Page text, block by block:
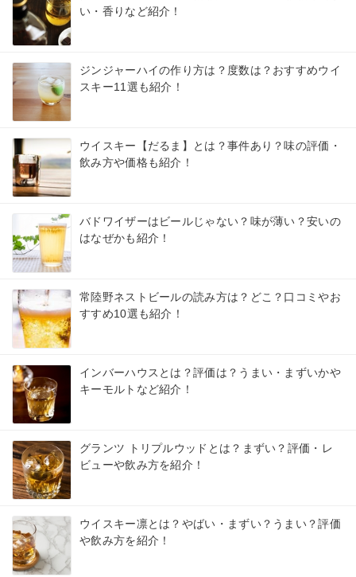
い・香りなど紹介！
ジンジャーハイの作り方は？度数は？おすすめウイ
スキー11選も紹介！
ウイスキー【だるま】とは？事件あり？味の評価・
飲み方や価格も紹介！
バドワイザーはビールじゃない？味が薄い？安いの
はなぜかも紹介！
常陸野ネストビールの読み方は？どこ？口コミやお
すすめ10選も紹介！
インバーハウスとは？評価は？うまい・まずいかや
キーモルトなど紹介！
グランツ トリプルウッドとは？まずい？評価・レ
ビューや飲み方を紹介！
ウイスキー凛とは？やばい・まずい？うまい？評価
や飲み方を紹介！